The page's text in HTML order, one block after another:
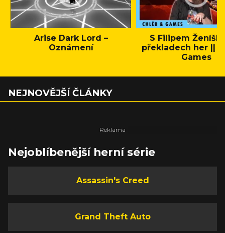
Arise Dark Lord –
Oznámení
S Filipem
překladech her ||
Games
NEJNOVĚJŠÍ ČLÁNKY
Nejoblíbenější herní série
Assassin's Creed
Grand Theft Auto